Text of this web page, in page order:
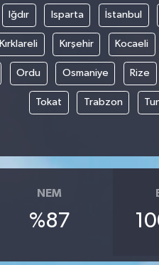
Iğdır Isparta İstanbul
Kırklareli Kırşehir Kocaeli
Ordu Osmaniye Rize
Tokat Trabzon
NEM
%87